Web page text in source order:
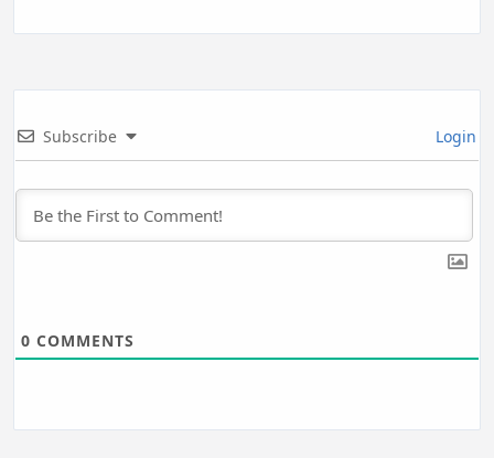
Subscribe Login
0 COMMENTS